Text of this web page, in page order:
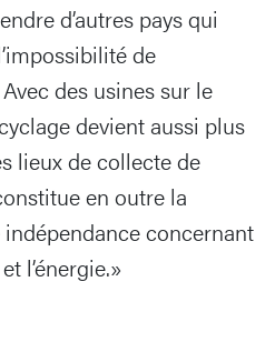
d’autres pays qui
de
des usines sur le
devient aussi plus
lieux de collecte de
en outre la
concernant
l’énergie.»